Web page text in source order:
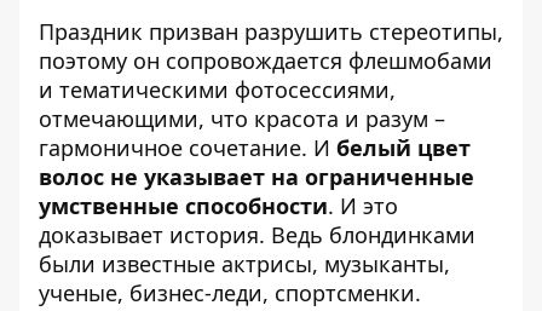
Праздник призван разрушить стереотипы,
поэтому он сопровождается флешмобами
и тематическими фотосессиями,
отмечающими, что красота и разум –
гармоничное сочетание. И белый цвет
волос не указывает на ограниченные
умственные способности. И это
доказывает история. Ведь блондинками
были известные актрисы, музыканты,
ученые, бизнес-леди, спортсменки.